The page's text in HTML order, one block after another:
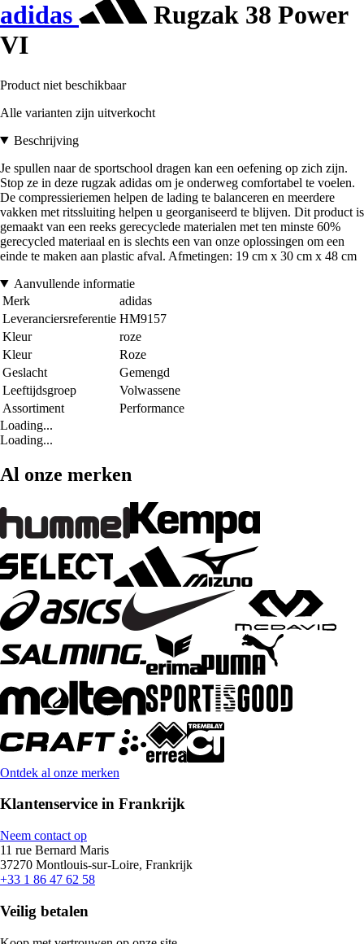
adidas
Rugzak 38 Power
VI
Product niet beschikbaar
Alle varianten zijn uitverkocht
Beschrijving
Je spullen naar de sportschool dragen kan een oefening op zich zijn.
Stop ze in deze rugzak adidas om je onderweg comfortabel te voelen.
De compressieriemen helpen de lading te balanceren en meerdere
vakken met ritssluiting helpen u georganiseerd te blijven. Dit product is
gemaakt van een reeks gerecyclede materialen met ten minste 60%
gerecycled materiaal en is slechts een van onze oplossingen om een
einde te maken aan plastic afval. Afmetingen: 19 cm x 30 cm x 48 cm
Aanvullende informatie
Merk
adidas
Leveranciersreferentie HM9157
Kleur
roze
Kleur
Roze
Geslacht
Gemengd
Leeftijdsgroep
Volwassene
Assortiment
Performance
Loading...
Loading...
Al onze merken
Ontdek al onze merken
Klantenservice in Frankrijk
Neem contact op
11 rue Bernard Maris
37270 Montlouis-sur-Loire, Frankrijk
+33 1 86 47 62 58
Veilig betalen